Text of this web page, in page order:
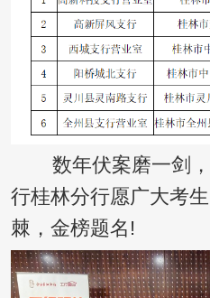
数年伏案磨一剑，
行桂林分行愿广大考
棘，金榜题名!